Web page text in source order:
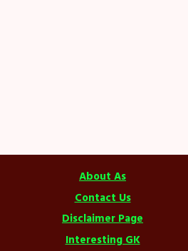
About As
Contact Us
Disclaimer Page
Interesting GK